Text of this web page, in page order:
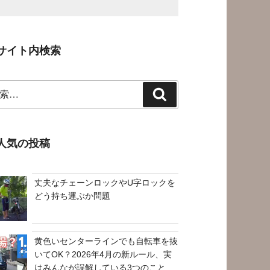
イト内検索
索
気の投稿
丈夫なチェーンロックやU字ロックを
どう持ち運ぶか問題
黄色いセンターラインでも自転車を抜
いてOK？2026年4月の新ルール、実
はみんなが誤解している3つのこと